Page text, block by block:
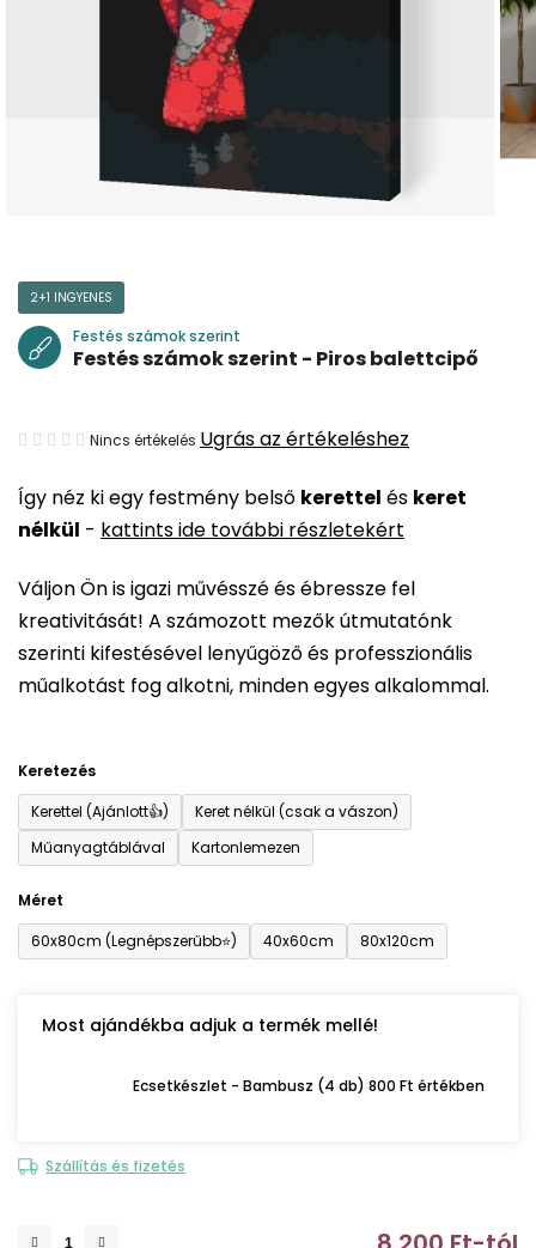
Így néz ki egy festmény belső kerettel és keret
nélkül - kattints ide további részletekért
Váljon Ön is igazi művésszé és ébressze fel
kreativitását! A számozott mezők útmutatónk
szerinti kifestésével lenyűgöző és professzionális
műalkotást fog alkotni, minden egyes alkalommal.
Keretezés
Kerettel (Ajánlott👍)
Keret nélkül (csak a vászon)
Műanyagtáblával
Kartonlemezen
Méret
60x80cm (Legnépszerűbb⭐)
40x60cm 80x120cm
Most ajándékba adjuk a termék mellé!
Ecsetkészlet - Bambusz (4 db) 800 Ft értékben
Szállítás és fizetés
2+1 INGYENES
Festés számok szerint
Festés számok szerint - Piros balettcipő
A
átlagos
értékelése
ből
0,0
csillag.
Nincs értékelés Ugrás az értékeléshez